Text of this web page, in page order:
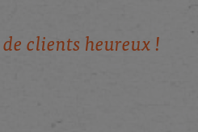
de clients heureux !